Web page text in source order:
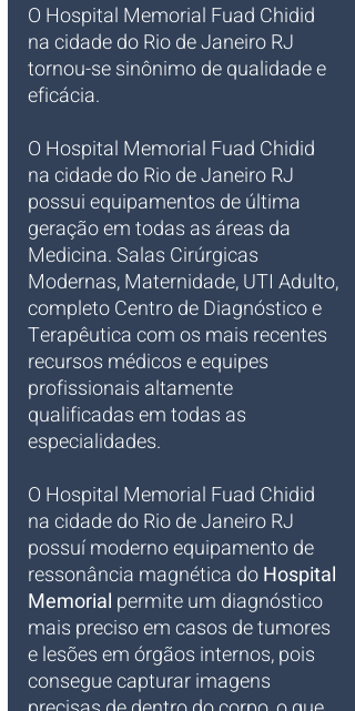
O Hospital Memorial Fuad Chidid
na cidade do Rio de Janeiro RJ
tornou-se sinônimo de qualidade e
eficácia.
O Hospital Memorial Fuad Chidid
na cidade do Rio de Janeiro RJ
possui equipamentos de última
geração em todas as áreas da
Medicina. Salas Cirúrgicas
Modernas, Maternidade, UTI Adulto,
completo Centro de Diagnóstico e
Terapêutica com os mais recentes
recursos médicos e equipes
profissionais altamente
qualificadas em todas as
especialidades.
O Hospital Memorial Fuad Chidid
na cidade do Rio de Janeiro RJ
possuí moderno equipamento de
ressonância magnética do Hospital
Memorial permite um diagnóstico
mais preciso em casos de tumores
e lesões em órgãos internos, pois
consegue capturar imagens